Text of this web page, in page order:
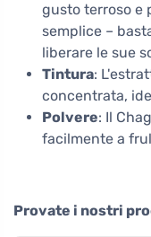
gusto terroso e
semplice –
liberare le sue
Tintura:
concentrata,
Polvere: Il
facilmente a
Provate i nostri